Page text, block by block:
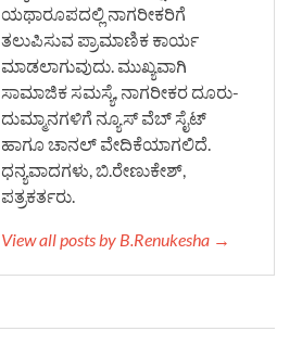
ಯಥಾರೂಪದಲ್ಲಿ ನಾಗರೀಕರಿಗೆ
ತಲುಪಿಸುವ ಪ್ರಾಮಾಣಿಕ ಕಾರ್ಯ
ಮಾಡಲಾಗುವುದು. ಮುಖ್ಯವಾಗಿ
ಸಾಮಾಜಿಕ ಸಮಸ್ಯೆ, ನಾಗರೀಕರ ದೂರು-
ದುಮ್ಮಾನಗಳಿಗೆ ನ್ಯೂಸ್ ವೆಬ್ ಸೈಟ್
ಹಾಗೂ ಚಾನಲ್ ವೇದಿಕೆಯಾಗಲಿದೆ.
ಧನ್ಯವಾದಗಳು, ಬಿ.ರೇಣುಕೇಶ್,
ಪತ್ರಕರ್ತರು.
View all posts by B.Renukesha →